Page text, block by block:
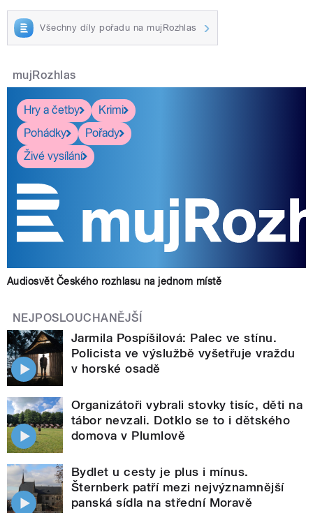
Všechny díly pořadu na mujRozhlas
mujRozhlas
Hry a četby
Krimi
Pohádky
Pořady
Živé vysílání
Audiosvět Českého rozhlasu na jednom místě
NEJPOSLOUCHANĚJŠÍ
Jarmila Pospíšilová: Palec ve stínu.
Policista ve výslužbě vyšetřuje vraždu
v horské osadě
Organizátoři vybrali stovky tisíc, děti na
tábor nevzali. Dotklo se to i dětského
domova v Plumlově
Bydlet u cesty je plus i mínus.
Šternberk patří mezi nejvýznamnější
panská sídla na střední Moravě